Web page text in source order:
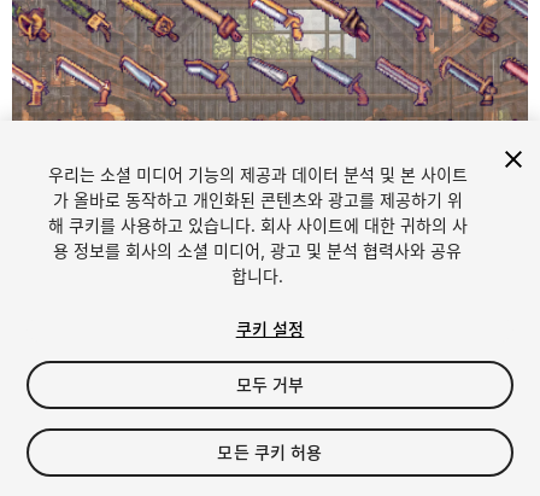
1 /2
$4.99
우리는 소셜 미디어 기능의 제공과 데이터 분석 및 본 사이트
가 올바로 동작하고 개인화된 콘텐츠와 광고를 제공하기 위
해 쿠키를 사용하고 있습니다. 회사 사이트에 대한 귀하의 사
용 정보를 회사의 소셜 미디어, 광고 및 분석 협력사와 공유
합니다.
쿠키 설정
모두 거부
모든 쿠키 허용